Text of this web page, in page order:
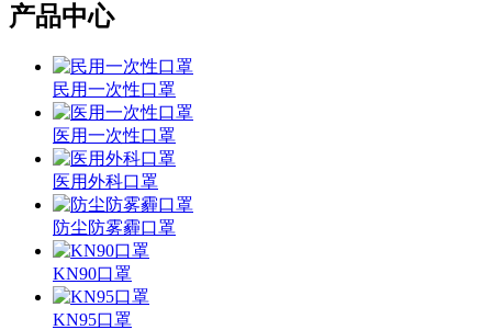
产品中心
民用一次性口罩
医用一次性口罩
医用外科口罩
防尘防雾霾口罩
KN90口罩
KN95口罩